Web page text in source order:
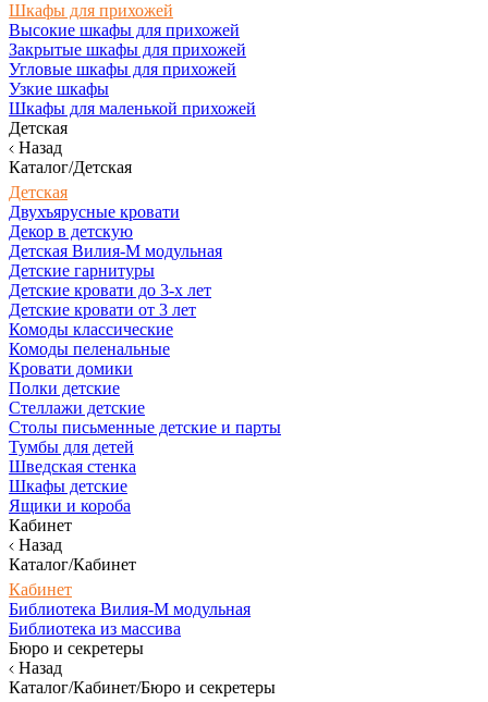
Шкафы для прихожей
Высокие шкафы для прихожей
Закрытые шкафы для прихожей
Угловые шкафы для прихожей
Узкие шкафы
Шкафы для маленькой прихожей
Детская
Назад
Каталог/Детская
Детская
Двухъярусные кровати
Декор в детскую
Детская Вилия-М модульная
Детские гарнитуры
Детские кровати до 3-х лет
Детские кровати от 3 лет
Комоды классические
Комоды пеленальные
Кровати домики
Полки детские
Стеллажи детские
Столы письменные детские и парты
Тумбы для детей
Шведская стенка
Шкафы детские
Ящики и короба
Кабинет
Назад
Каталог/Кабинет
Кабинет
Библиотека Вилия-М модульная
Библиотека из массива
Бюро и секретеры
Назад
Каталог/Кабинет/Бюро и секретеры